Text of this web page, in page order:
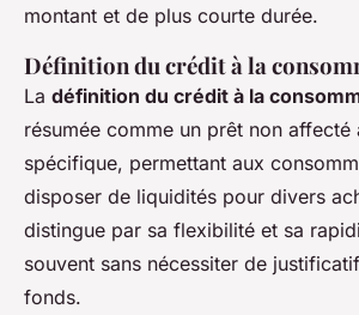
montant et de plus courte durée.
Définition du crédit à la
La définition du crédit à la
résumée comme un prêt non affecté
spécifique, permettant aux
disposer de liquidités pour divers
distingue par sa flexibilité et sa
souvent sans nécessiter de
fonds.